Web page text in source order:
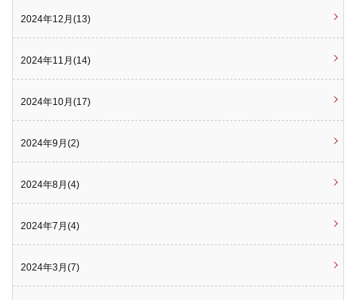
2024年12月(13)
2024年11月(14)
2024年10月(17)
2024年9月(2)
2024年8月(4)
2024年7月(4)
2024年3月(7)